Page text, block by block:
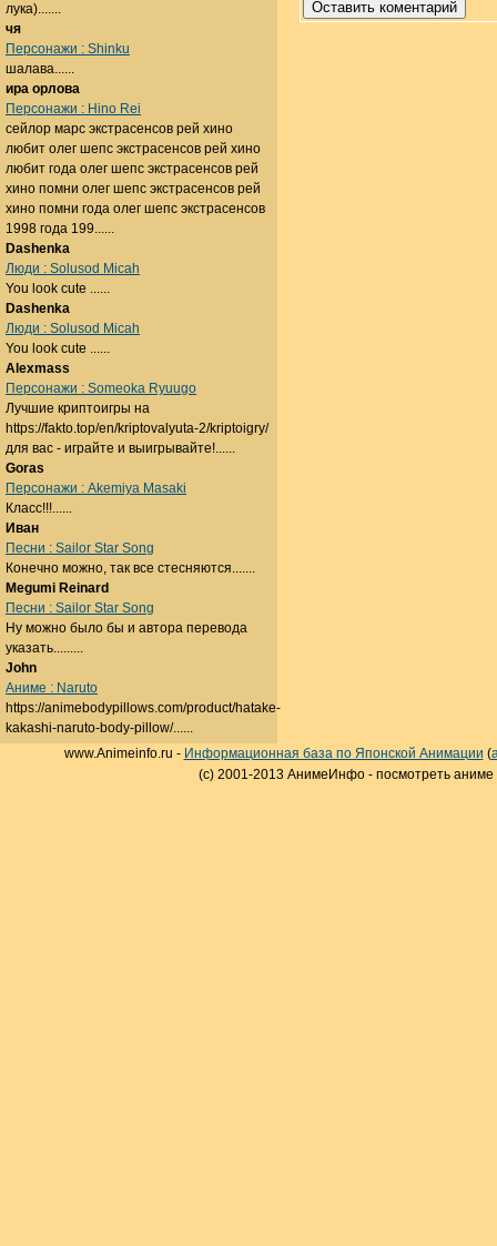
лука).......
чя
Персонажи : Shinku
шалава......
ира орлова
Персонажи : Hino Rei
сейлор марс экстрасенсов рей хино
любит олег шепс экстрасенсов рей хино
любит года олег шепс экстрасенсов рей
хино помни олег шепс экстрасенсов рей
хино помни года олег шепс экстрасенсов
1998 года 199......
Dashenka
Люди : Solusod Micah
You look cute ......
Dashenka
Люди : Solusod Micah
You look cute ......
Alexmass
Персонажи : Someoka Ryuugo
Лучшие криптоигры на
https://fakto.top/en/kriptovalyuta-2/kriptoigry/
для вас - играйте и выигрывайте!......
Goras
Персонажи : Akemiya Masaki
Класс!!!......
Иван
Песни : Sailor Star Song
Конечно можно, так все стесняются.......
Megumi Reinard
Песни : Sailor Star Song
Ну можно было бы и автора перевода
указать.........
John
Аниме : Naruto
https://animebodypillows.com/product/hatake-
kakashi-naruto-body-pillow/......
www.Animeinfo.ru - Информационная база по Японской Анимации (
(c) 2001-2013 АнимеИнфо - посмотреть аниме